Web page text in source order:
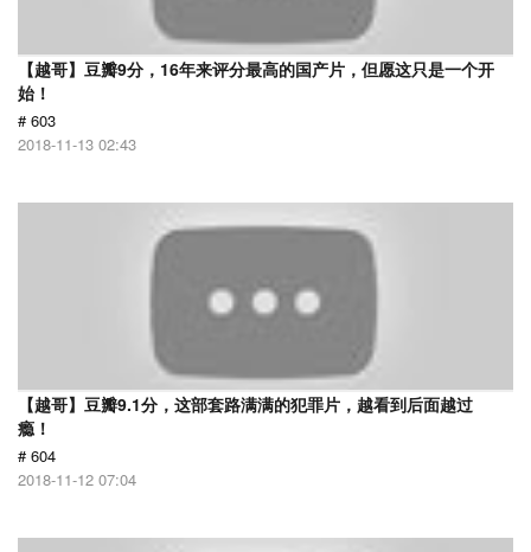
【越哥】豆瓣9分，16年来评分最高的国产片，但愿这只是一个开
始！
# 603
2018-11-13 02:43
【越哥】豆瓣9.1分，这部套路满满的犯罪片，越看到后面越过
瘾！
# 604
2018-11-12 07:04